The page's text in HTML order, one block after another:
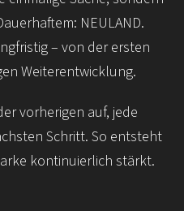
NEULAND.
– von der ersten
Weiterentwicklung.
vorherigen auf, jede
Schritt. So entsteht
kontinuierlich stärkt.